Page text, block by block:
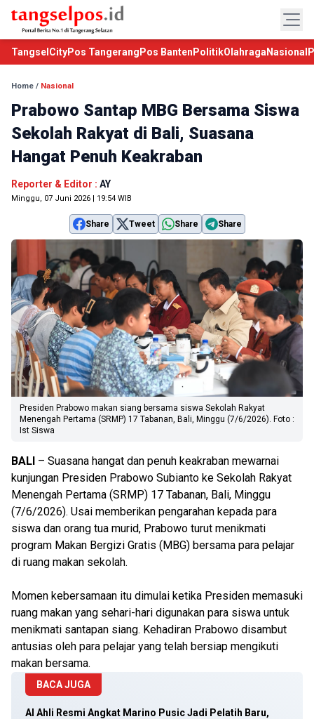
TangselCityPos Tangerang Pos Banten PolitikOlahraga Nasional
Home / Nasional
Prabowo Santap MBG Bersama Siswa
Sekolah Rakyat di Bali, Suasana
Hangat Penuh Keakraban
Reporter & Editor : AY
Minggu, 07 Juni 2026 | 19:54 WIB
Share Tweet Share Share
Presiden Prabowo makan siang bersama siswa Sekolah Rakyat
Menengah Pertama (SRMP) 17 Tabanan, Bali, Minggu (7/6/2026). Foto :
Ist Siswa
BALI – Suasana hangat dan penuh keakraban mewarnai
kunjungan Presiden Prabowo Subianto ke Sekolah Rakyat
Menengah Pertama (SRMP) 17 Tabanan, Bali, Minggu
(7/6/2026). Usai memberikan pengarahan kepada para
siswa dan orang tua murid, Prabowo turut menikmati
program Makan Bergizi Gratis (MBG) bersama para pelajar
di ruang makan sekolah.
Momen kebersamaan itu dimulai ketika Presiden memasuki
ruang makan yang sehari-hari digunakan para siswa untuk
menikmati santapan siang. Kehadiran Prabowo disambut
antusias oleh para pelajar yang telah bersiap mengikuti
makan bersama.
BACA JUGA
Al Ahli Resmi Angkat Marino Pusic Jadi Pelatih Baru,